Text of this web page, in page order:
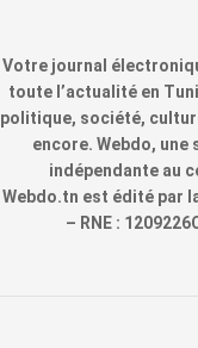
Votre journal
toute l’actualité en
politique, société,
encore. Webdo, une
indépendante au
Webdo.tn est édité par
– RNE :